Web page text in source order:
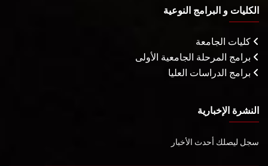
الكليات و البرامج النوعية
كليات الجامعة
برامج المرحلة الجامعية الأولى
برامج الدراسات العليا
النشرة الإخبارية
سجل ليصلك أحدث الأخبار